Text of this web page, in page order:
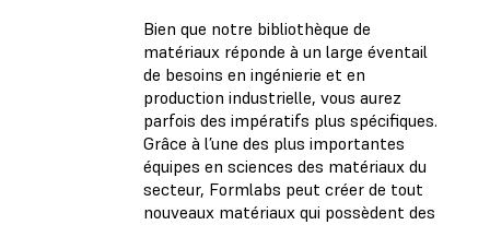
Bien que notre bibliothèque de
matériaux réponde à un large éventail
de besoins en ingénierie et en
production industrielle, vous aurez
parfois des impératifs plus spécifiques.
Grâce à l’une des plus importantes
équipes en sciences des matériaux du
secteur, Formlabs peut créer de tout
nouveaux matériaux qui possèdent des